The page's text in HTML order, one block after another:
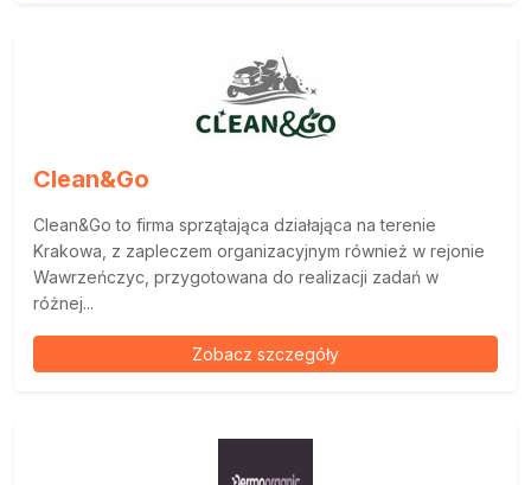
Clean&Go
Clean&Go to firma sprzątająca działająca na terenie
Krakowa, z zapleczem organizacyjnym również w rejonie
Wawrzeńczyc, przygotowana do realizacji zadań w
różnej...
Zobacz szczegóły